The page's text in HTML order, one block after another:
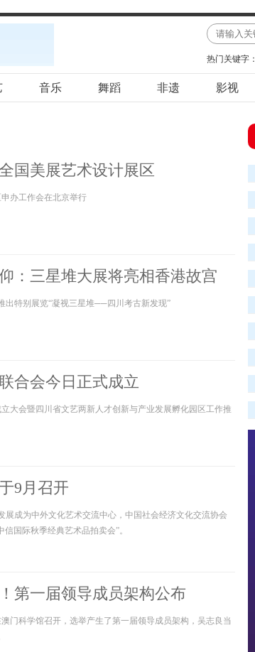
热门关键字：
音乐 舞蹈 非遗 影视
国美展艺术设计展区
办工作会在北京举行
：三星堆大展将亮相香港故宫
出特别展览“凝视三星堆──四川考古新发现”
合会今日正式成立
大会暨四川省文艺两新人才创新与产业发展孵化园区工作推
9月召开
展成为中外文化艺术交流中心，中国社会经济文化交流协会
国际秋季经典艺术品拍卖会”。
第一届领导成员架构公布
门科学馆召开，选举产生了第一届领导成员架构，吴志良当